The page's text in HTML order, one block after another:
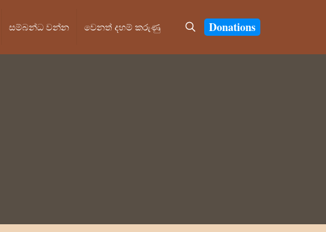
සම්බන්ධ වන්න වෙනත් දහම් කරුණු Donations